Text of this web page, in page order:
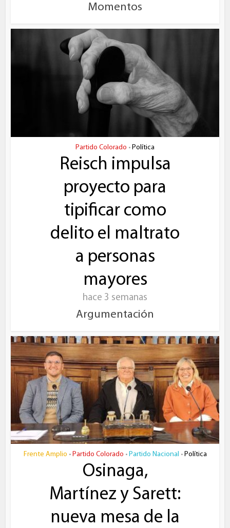
Momentos
Partido Colorado • Política
Reisch impulsa
proyecto para
tipificar como
delito el maltrato
a personas
mayores
hace 3 semanas
Argumentación
Frente Amplio • Partido Colorado • Partido Nacional • Política
Osinaga,
Martínez y Sarett:
nueva mesa de la